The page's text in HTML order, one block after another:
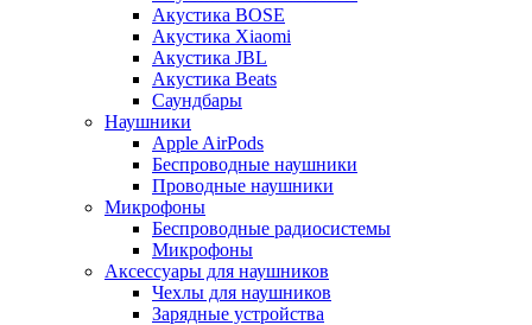
Акустика BOSE
Акустика Xiaomi
Акустика JBL
Акустика Beats
Саундбары
Наушники
Apple AirPods
Беспроводные наушники
Проводные наушники
Микрофоны
Беспроводные радиосистемы
Микрофоны
Аксессуары для наушников
Чехлы для наушников
Зарядные устройства